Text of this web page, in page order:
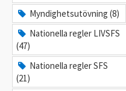
Myndighetsutövning (8)
Nationella regler LIVSFS
(47)
Nationella regler SFS
(21)